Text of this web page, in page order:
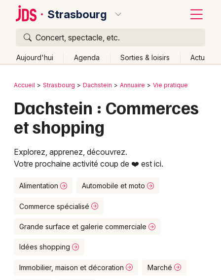
Strasbourg
Concert, spectacle, etc.
Aujourd'hui Agenda Sorties & loisirs Actu
Publier un événement
Grands événements
Activité & Expérience
Concerts
Bordeaux
Colmar
Lyon
Marseille
Mulhouse
Montpellier
Nantes
Nice
Retour
Accueil Strasbourg Dachstein Annuaire Vie pratique
Dachstein : Commerces
et shopping
Explorez, apprenez, découvrez.
Votre prochaine activité coup de ❤️ est ici.
Alimentation Automobile et moto
Commerce spécialisé
Grande surface et galerie commerciale
Idées shopping
Immobilier, maison et décoration Marché
Quoi ?
Où ?
Partout
Près de moi Changer de lieu
Quand ?
Aujourd'hui